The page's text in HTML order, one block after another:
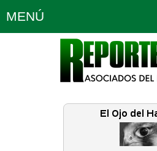
MENÚ
Política Opinión
Planeta Tierra
Educación